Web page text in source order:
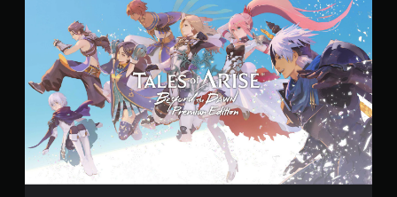
r
e
m
i
u
m
E
d
i
t
i
o